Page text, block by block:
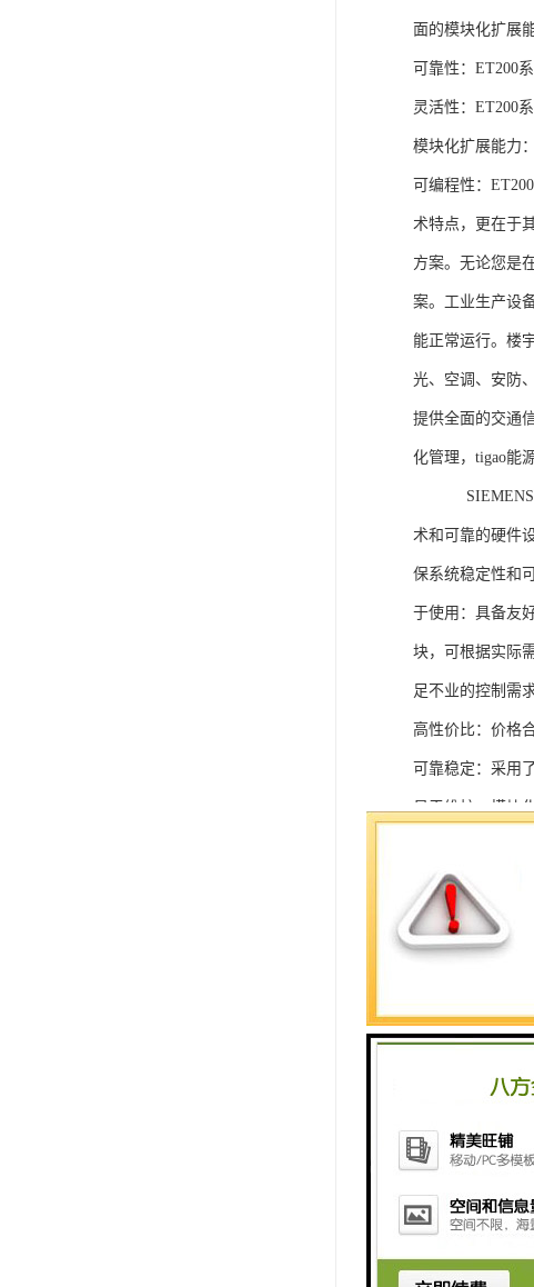
面的模块化扩展
可靠性：ET200
灵活性：ET200
模块化扩展能力
可编程性：
术特点，更在于
方案。无论您是
案。工业生产设
能正常运行。楼
光、空调、安防
提供全面的交通
化管理，tigao能
SIEMENS西门
术和可靠的硬件
保系统稳定性和
于使用：具备友
块，可根据实际
足不业的控制需
高性价比：价格
可靠稳定：采用
易于维护：模块
灵活配置：多种
快速部署：配备
在智能科技、自
SIEMENS西门
系列中的重要组
1. 灵活性和可扩
2. 高速、高精度
3. 高可靠性和稳
4. 灵活可编程：
工程师提供了更